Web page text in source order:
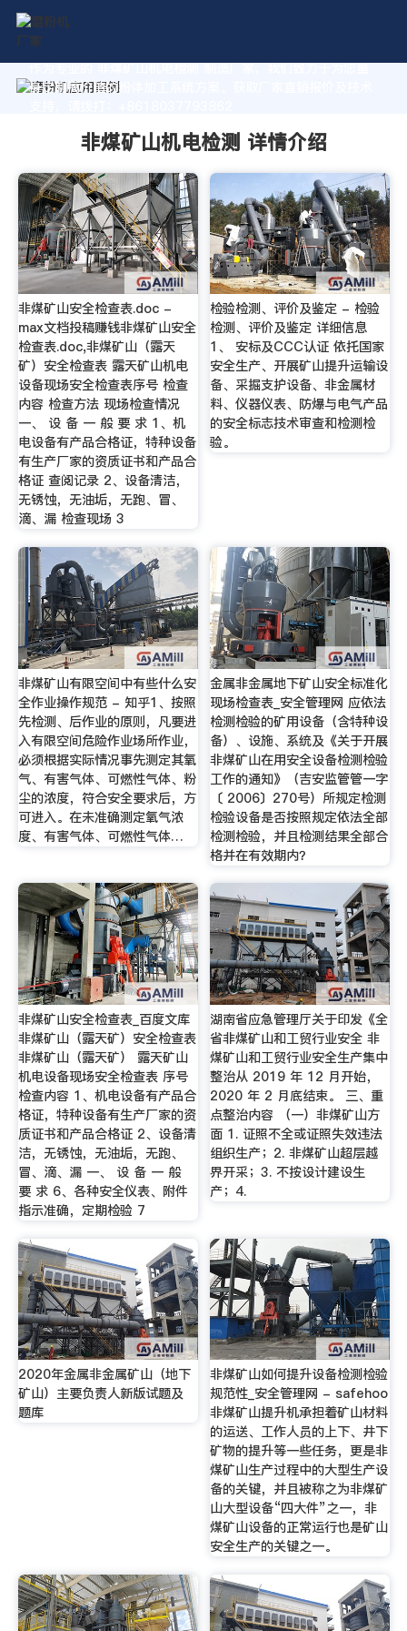
作为专业的 非煤矿山机电检测 制造厂家，我们致力于为您量
身定制高价值的粉体加工系统方案。获取厂家直销报价及技术
非煤矿山机电检测 详情介绍
非煤矿山安全检查表.doc -
max文档投稿赚钱非煤矿山安全
检查表.doc,非煤矿山（露天
矿）安全检查表 露天矿山机电
设备现场安全检查表序号 检查
内容 检查方法 现场检查情况
一、 设 备 一 般 要 求 1、机
电设备有产品合格证，特种设备
有生产厂家的资质证书和产品合
格证 查阅记录 2、设备清洁，
无锈蚀，无油垢，无跑、冒、
滴、漏 检查现场 3
检验检测、评价及鉴定 - 检验
检测、评价及鉴定 详细信息
1、 安标及CCC认证 依托国家
安全生产、开展矿山提升运输设
备、采掘支护设备、非金属材
料、仪器仪表、防爆与电气产品
的安全标志技术审查和检测检
验。
非煤矿山有限空间中有些什么安
全作业操作规范 - 知乎1、按照
先检测、后作业的原则，凡要进
入有限空间危险作业场所作业，
必须根据实际情况事先测定其氧
气、有害气体、可燃性气体、粉
尘的浓度，符合安全要求后，方
可进入。在未准确测定氧气浓
度、有害气体、可燃性气体…
金属非金属地下矿山安全标准化
现场检查表_安全管理网 应依法
检测检验的矿用设备（含特种设
备）、设施、系统及《关于开展
非煤矿山在用安全设备检测检验
工作的通知》（吉安监管管一字
〔 2006〕270号）所规定检测
检验设备是否按照规定依法全部
检测检验，并且检测结果全部合
格并在有效期内？
非煤矿山安全检查表_百度文库
非煤矿山（露天矿）安全检查表
非煤矿山（露天矿） 露天矿山
机电设备现场安全检查表 序号
检查内容 1、机电设备有产品合
格证，特种设备有生产厂家的资
质证书和产品合格证 2、设备清
洁，无锈蚀，无油垢，无跑、
冒、滴、漏 一、 设 备 一 般
要 求 6、各种安全仪表、附件
指示准确，定期检验 7
湖南省应急管理厅关于印发《全
省非煤矿山和工贸行业安全 非
煤矿山和工贸行业安全生产集中
整治从 2019 年 12 月开始，
2020 年 2 月底结束。 三、重
点整治内容 （一）非煤矿山方
面 1. 证照不全或证照失效违法
组织生产；2. 非煤矿山超层越
界开采；3. 不按设计建设生
产；4.
2020年金属非金属矿山（地下
矿山）主要负责人新版试题及
题库
非煤矿山如何提升设备检测检验
规范性_安全管理网 - safehoo
非煤矿山提升机承担着矿山材料
的运送、工作人员的上下、井下
矿物的提升等一些任务，更是非
煤矿山生产过程中的大型生产设
备的关键，并且被称之为非煤矿
山大型设备“四大件”之一，非
煤矿山设备的正常运行也是矿山
安全生产的关键之一。